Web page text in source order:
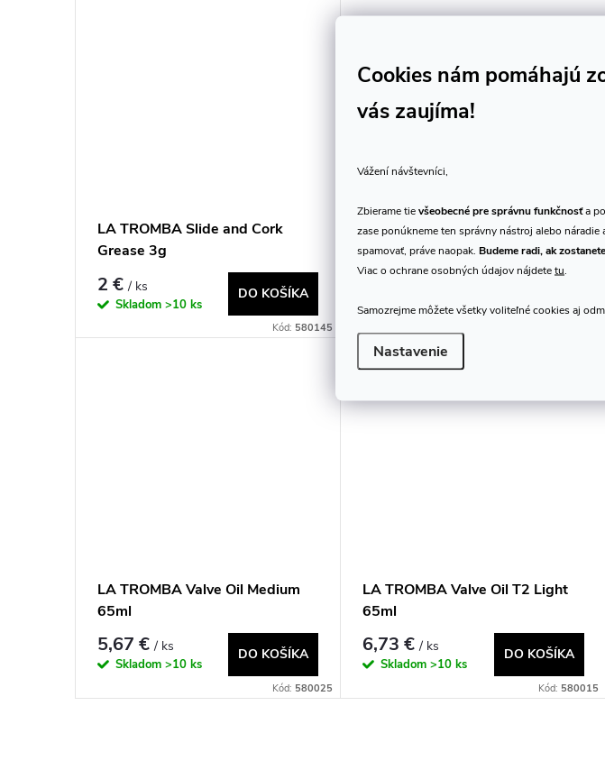
Cookies nám pomáhajú
vás zaujíma!
Vážení návštevníci,
Zbierame tievšeobecné pre správnu funkčnosťa
zase ponúkneme ten správny nástroj alebo
spamovať, práve naopak. Budeme radi, ak
Viac o ochrane osobných údajov nájdetetu.
Samozrejme môžete všetky voliteľné cookies aj
Nastavenie
LA TROMBA Slide and Cork
Grease 3g
2 €/ ks
Skladom >10 ks
DO KOŠÍKA
Kód: 580145
LA TROMBA Slide Cream 30g
Skladom>10 ks
LA TROMBA Valve Oil Medium
65ml
5,67 €/ ks
Skladom >10 ks
DO KOŠÍKA
Kód: 580025
LA TROMBA Valve Oil T2 Light
65ml
6,73 €/ ks
Skladom>10 ks
DO KOŠÍKA
Kód: 580015